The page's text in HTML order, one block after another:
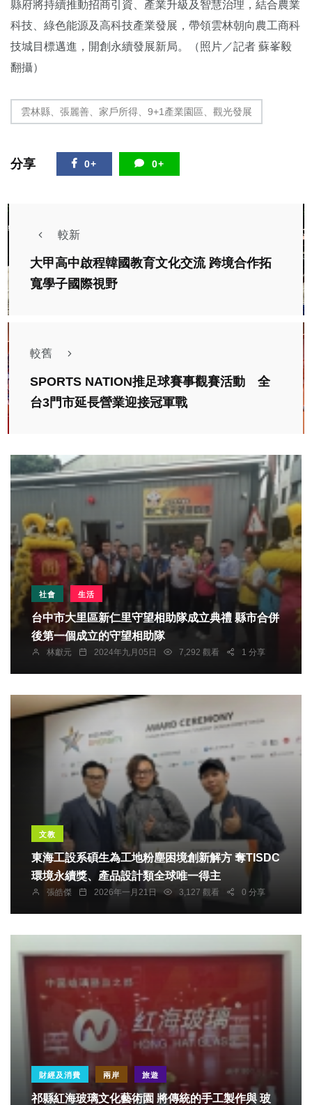
縣府將持續推動招商引資、產業升級及智慧治理，結合農業
科技、綠色能源及高科技產業發展，帶領雲林朝向農工商科
技城目標邁進，開創永續發展新局。（照片／記者 蘇峯毅
翻攝）
雲林縣、張麗善、家戶所得、9+1產業園區、觀光發展
分享 0+ 0+
較新
大甲高中啟程韓國教育文化交流 跨境合作拓
寬學子國際視野
較舊
SPORTS NATION推足球賽事觀賽活動 全
台3門市延長營業迎接冠軍戰
社會 生活
台中市大里區新仁里守望相助隊成立典禮 縣市合併
後第一個成立的守望相助隊
林獻元 2024年九月05日 7,292 觀看 1 分享
文教
東海工設系碩生為工地粉塵困境創新解方 奪TISDC
環境永續獎、產品設計類全球唯一得主
張皓傑 2026年一月21日 3,127 觀看 0 分享
財經及消費 兩岸 旅遊
祁縣紅海玻璃文化藝術園 將傳統的手工製作與 玻